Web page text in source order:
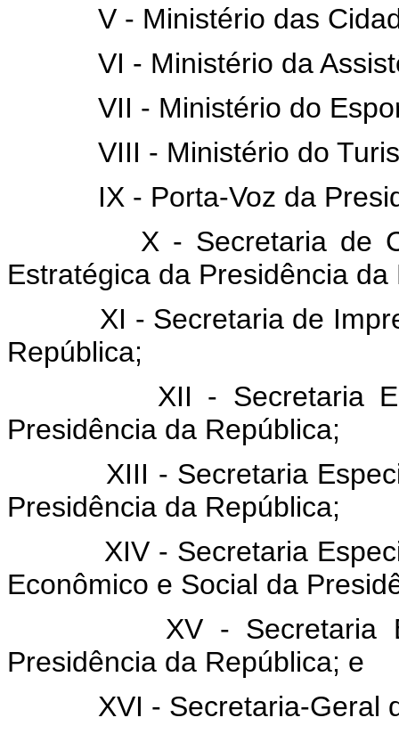
V - Ministério das
VI - Ministério da
VII - Ministério do
VIII - Ministério do
IX - Porta-Voz da
X - Secretaria de
Estratégica da Presidência da
XI - Secretaria de
República;
XII - Secretaria
Presidência da República;
XIII - Secretaria
Presidência da República;
XIV - Secretaria
Econômico e Social da
XV - Secretaria
Presidência da República; e
XVI - Secretaria-Geral